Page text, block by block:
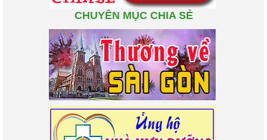
CHUYÊN MỤC CHIA SẺ